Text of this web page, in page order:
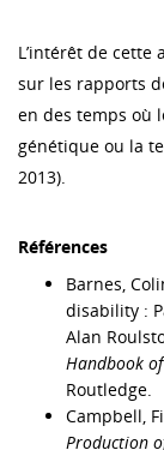
L’intérêt de cette
sur les rapports
en des temps où
génétique ou la
2013).
Références
Barnes,
disability :
Alan
Handbook
Routledge.
Campbell,
Production